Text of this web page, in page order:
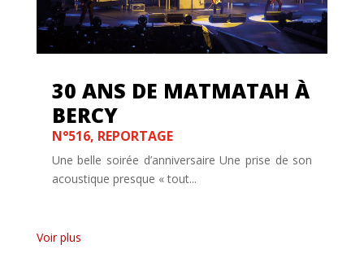
30 ANS DE MATMATAH À
BERCY
N°516, REPORTAGE
Une belle soirée d’anniversaire Une prise de son
acoustique presque « tout...